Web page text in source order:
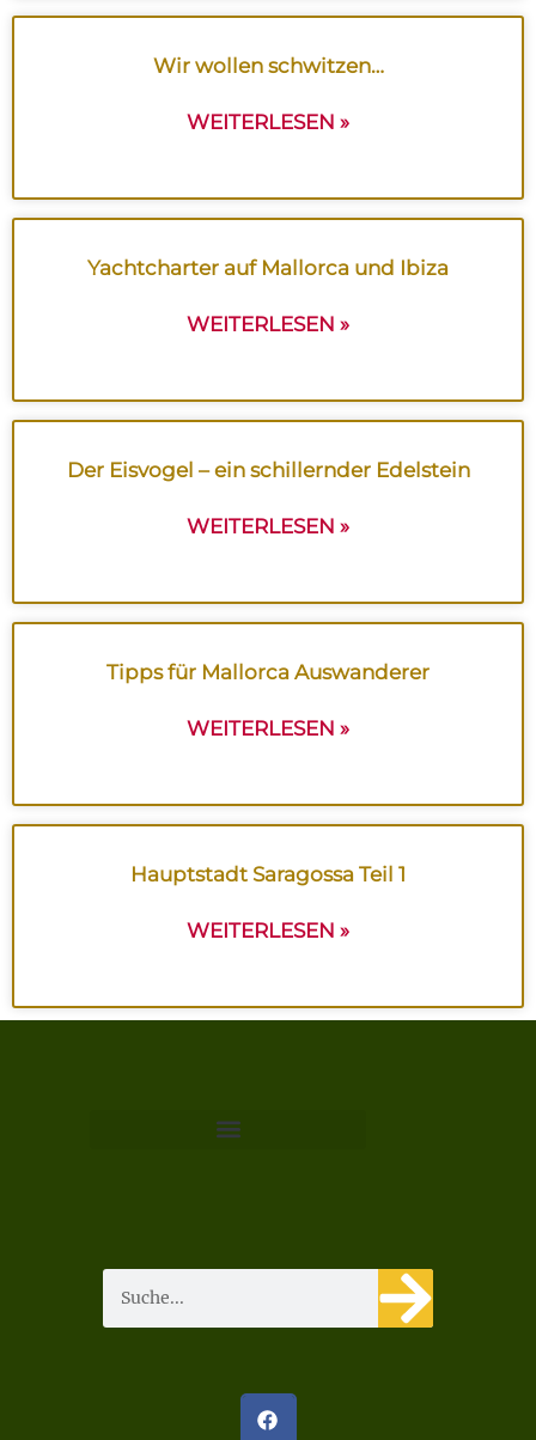
Wir wollen schwitzen…
WEITERLESEN »
Yachtcharter auf Mallorca und Ibiza
WEITERLESEN »
Der Eisvogel – ein schillernder Edelstein
WEITERLESEN »
Tipps für Mallorca Auswanderer
WEITERLESEN »
Hauptstadt Saragossa Teil 1
WEITERLESEN »